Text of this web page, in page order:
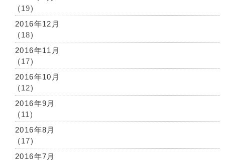
(19)
2016年12月
(18)
2016年11月
(17)
2016年10月
(12)
2016年9月
(11)
2016年8月
(17)
2016年7月